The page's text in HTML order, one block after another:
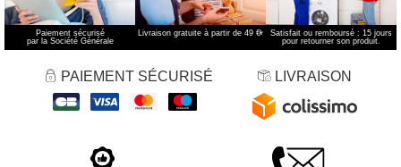
Paiement sécurisé
par la Société Générale
Livraison gratuite à partir de 49 €*
Satisfait ou remboursé : 15 jours
pour retourner son produit.
PAIEMENT SÉCURISÉ LIVRAISON